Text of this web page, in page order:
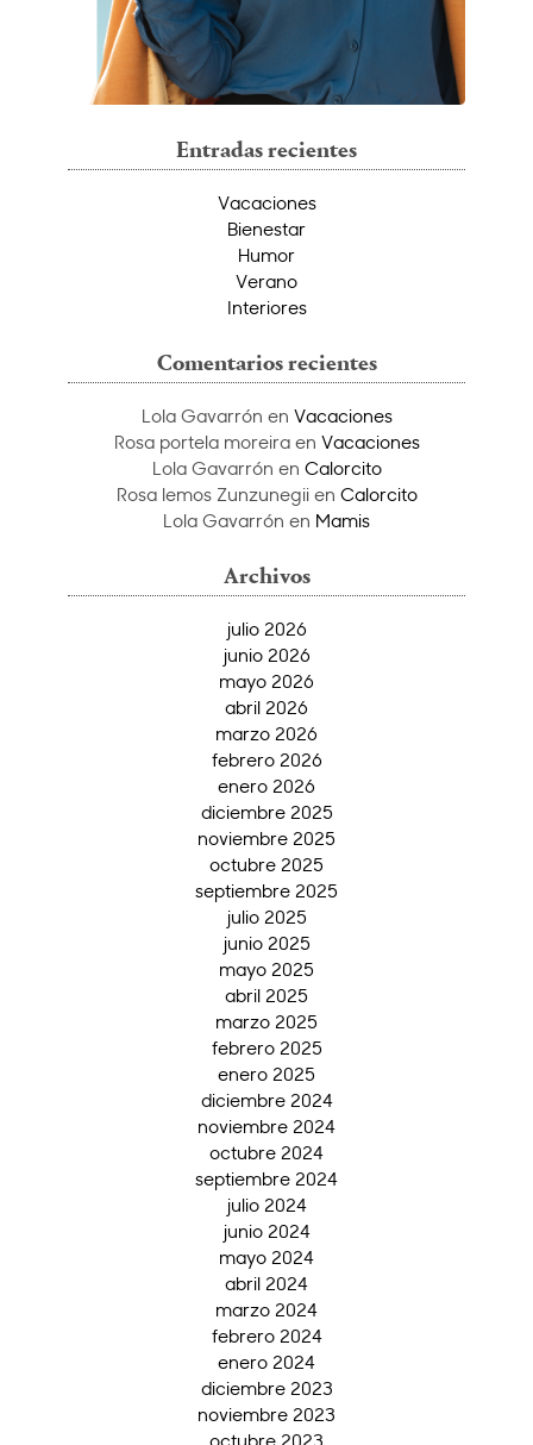
Entradas recientes
Vacaciones
Bienestar
Humor
Verano
Interiores
Comentarios recientes
Lola Gavarrón en Vacaciones
Rosa portela moreiraen Vacaciones
Lola Gavarrón en Calorcito
Rosa lemos Zunzunegiien Calorcito
Lola Gavarrón en Mamis
Archivos
julio 2026
junio 2026
mayo 2026
abril 2026
marzo 2026
febrero 2026
enero 2026
diciembre 2025
noviembre 2025
octubre 2025
septiembre 2025
julio 2025
junio 2025
mayo 2025
abril 2025
marzo 2025
febrero 2025
enero 2025
diciembre 2024
noviembre 2024
octubre 2024
septiembre 2024
julio 2024
junio 2024
mayo 2024
abril 2024
marzo 2024
febrero 2024
enero 2024
diciembre 2023
noviembre 2023
octubre 2023